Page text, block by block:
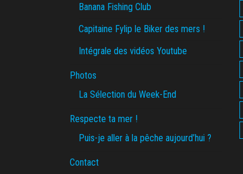
Banana Fishing Club
Capitaine Fylip le Biker des mers !
Intégrale des vidéos Youtube
Photos
La Sélection du Week-End
Respecte ta mer !
Puis-je aller à la pêche aujourd’hui ?
Contact